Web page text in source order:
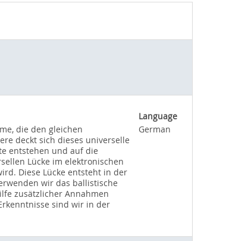
Language
die den gleichen
deckt sich dieses universelle
entstehen und auf die
Lücke im elektronischen
Diese Lücke entsteht in der
wir das ballistische
zusätzlicher Annahmen
sind wir in der
German